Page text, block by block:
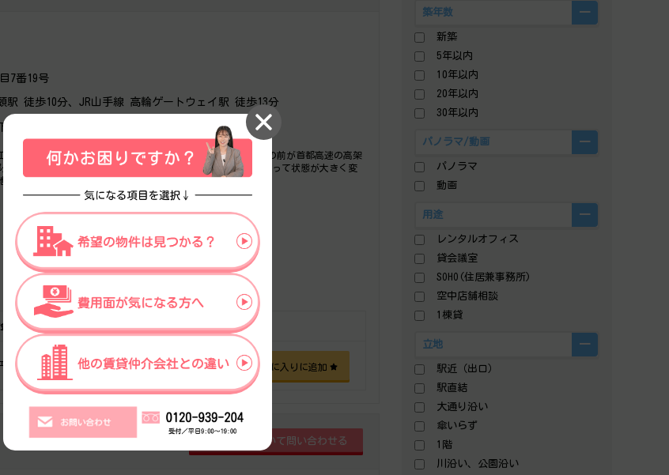
7番19号
駅 徒歩10分、JR山手線 高輪ゲートウェイ駅 徒歩13分
0階
場・スタジオなど様々な業種・用途に使われるビルです。 目の前が首都高速の高架
も一時的に駐車しやすい構造になっております。 フロアによって状態が大きく変
ご確認下さい。
1,073,546円 フロア詳細 お気に入りに追加
築年数
新築
5年以内
10年以内
20年以内
30年以内
パノラマ/動画
パノラマ
動画
用途
レンタルオフィス
貸会議室
SOHO(住居兼事務所)
空中店舗相談
1棟貸
立地
駅近（出口）
駅直結
大通り沿い
傘いらず
1階
川沿い、公園沿い